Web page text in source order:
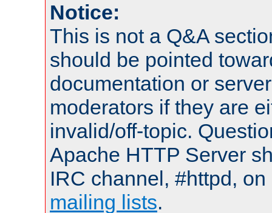
Notice:
This is not a Q&A
should be pointed
documentation or
moderators if they are
invalid/off-topic.
Apache HTTP Server
IRC channel, #httpd,
mailing lists.